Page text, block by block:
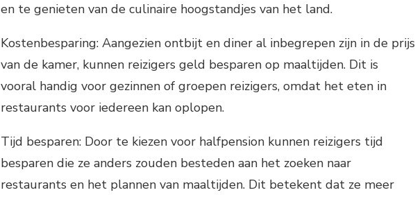
en te genieten van de culinaire hoogstandjes van het land.
Kostenbesparing: Aangezien ontbijt en diner al inbegrepen zijn in de prijs
van de kamer, kunnen reizigers geld besparen op maaltijden. Dit is
vooral handig voor gezinnen of groepen reizigers, omdat het eten in
restaurants voor iedereen kan oplopen.
Tijd besparen: Door te kiezen voor halfpension kunnen reizigers tijd
besparen die ze anders zouden besteden aan het zoeken naar
restaurants en het plannen van maaltijden. Dit betekent dat ze meer